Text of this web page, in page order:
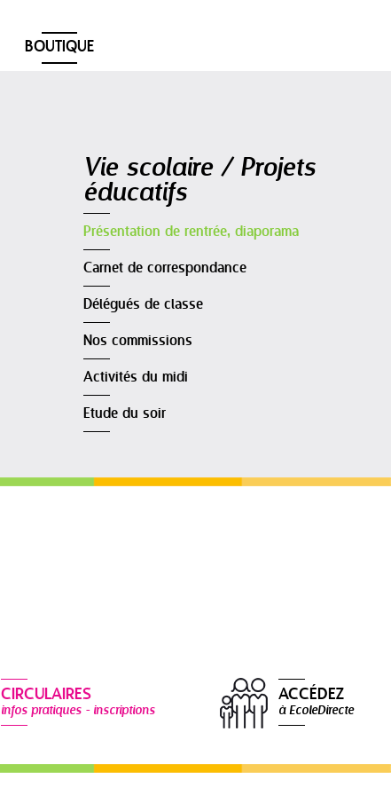
BOUTIQUE
Vie scolaire / Projets
éducatifs
Présentation de rentrée, diaporama
Carnet de correspondance
Délégués de classe
Nos commissions
Activités du midi
Etude du soir
CIRCULAIRES
infos pratiques - inscriptions
ACCÉDEZ
à EcoleDirecte